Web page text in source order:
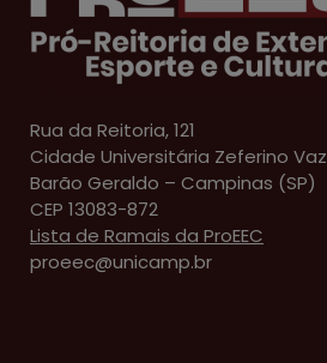
Rua da Reitoria, 121
Cidade Universitária Zeferino Vaz
Barão Geraldo – Campinas (SP)
CEP 13083-872
Lista de Ramais da ProEEC
proeec@unicamp.br